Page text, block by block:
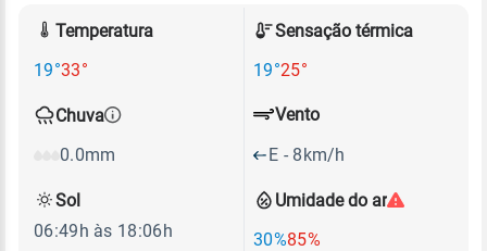
Temperatura
19°33°
Sensação térmica
19°25°
Chuva
0.0mm
Umidade do ar
30%85%
Vento
E - 8km/h
Sol
06:49h às 18:06h